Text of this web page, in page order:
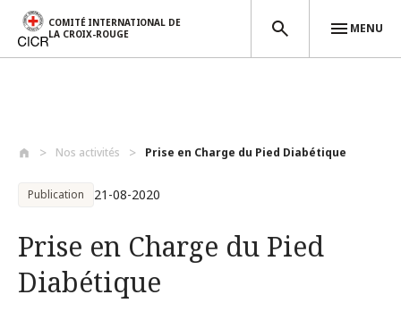
COMITÉ INTERNATIONAL DE
LA CROIX-ROUGE
MENU
Nos activités Prise en Charge du Pied Diabétique
Publication 21-08-2020
Prise en Charge du Pied
Diabétique